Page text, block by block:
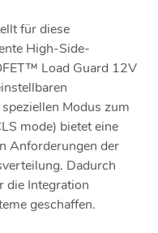
für diese
High-Side-
Load Guard 12V
Modus zum
mode) bietet eine
Anforderungen der
Dadurch
die Integration
geschaffen.